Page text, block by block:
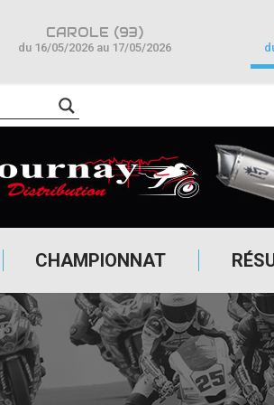
CHAMPIONNAT
CAROLE (93)
du 16/05/2026 au 17/05/2026